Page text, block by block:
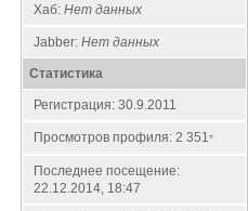
Хаб: Нет данных
Jabber: Нет данных
Статистика
Регистрация: 30.9.2011
Просмотров профиля: 2 351*
Последнее посещение:
22.12.2014, 18:47